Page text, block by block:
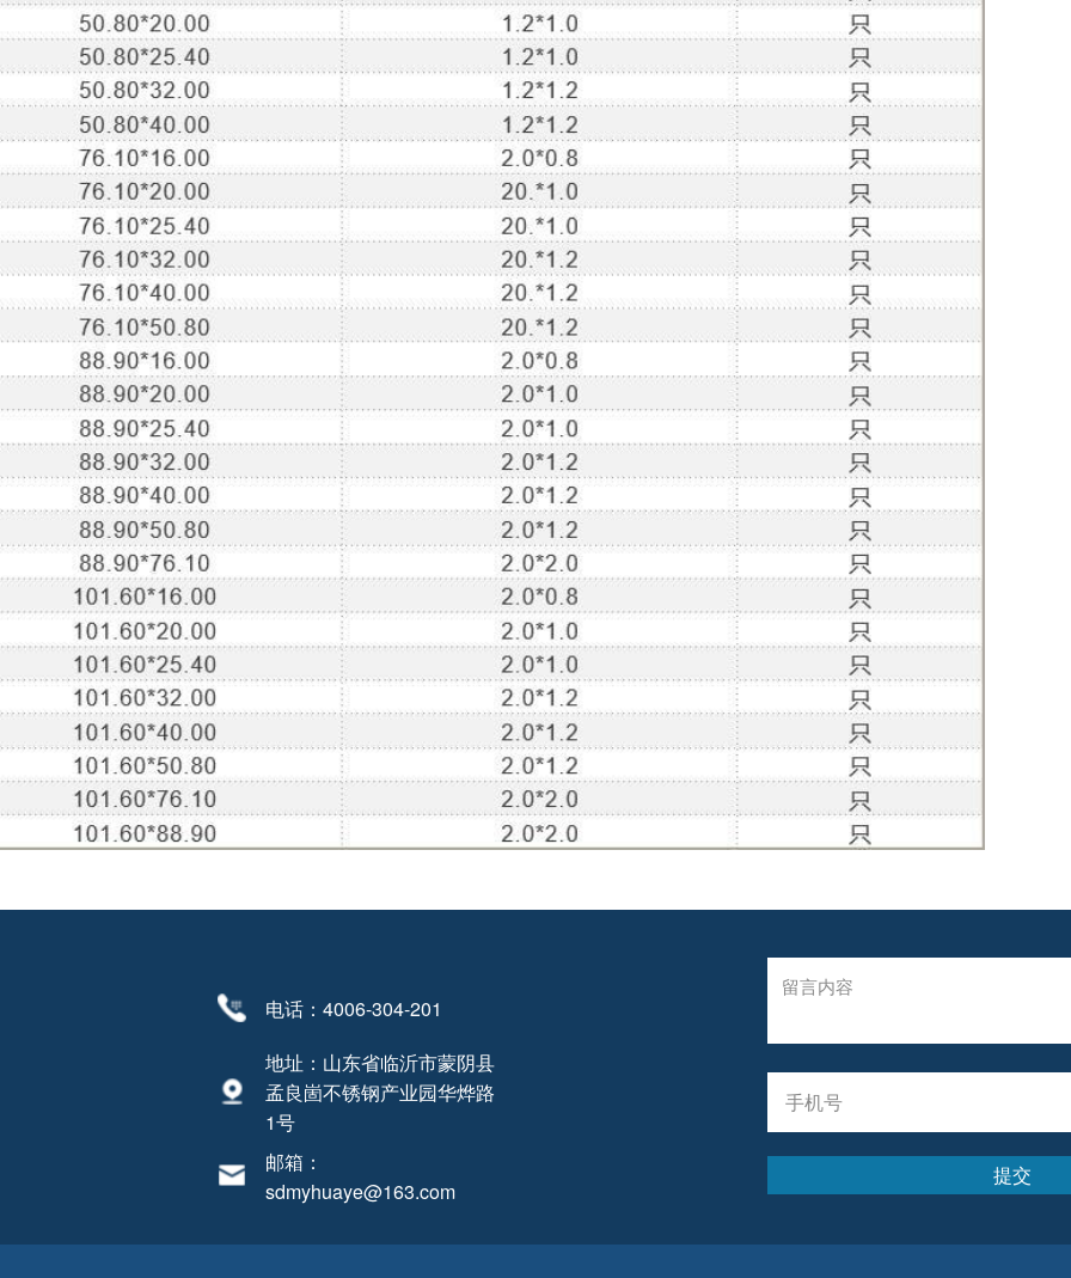
电话：4006-304-201
地址：山东省临沂市蒙阴县
孟良崮不锈钢产业园华烨路
1号
邮箱：
sdmyhuaye@163.com